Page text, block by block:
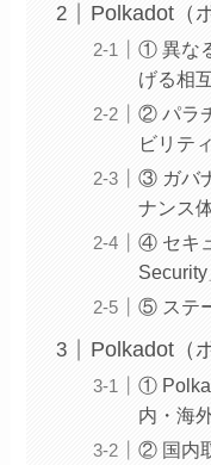
Polkadot（
① 異な
げる相
② パラ
ビリティ
③ ガバ
ナンス
④ セキ
⑤ ステ
Polkadot（
①
内・海外
② 国内